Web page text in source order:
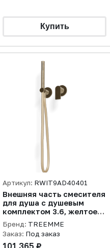
Артикул: RWIT9AD40401
Внешняя часть смесителя
для душа с душевым
комплектом 3.6, желтое
золото PVD
Бренд: TREEMME
Заказ: Под заказ
101 365 ₽